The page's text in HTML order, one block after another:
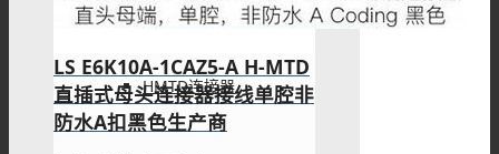
HMTD连接器
LS E6K10A-1CAZ5-A H-MTD
直插式母头连接器接线单腔非
防水A扣黑色生产商